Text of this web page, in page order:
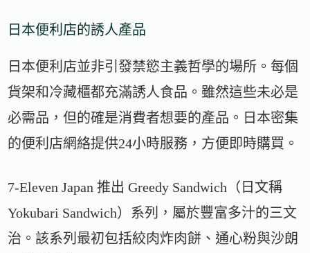
日本便利店的誘人產品
日本便利店並非引發禁慾主義哲學的場所。每個
貨架和冷藏櫃都充滿誘人食品。雖然這些未必是
必需品，但的確是消費者想要的產品。日本密集
的便利店網絡提供24小時服務，方便即時購買。
7-Eleven Japan 推出 Greedy Sandwich（日文稱
Yokubari Sandwich）系列，屬於豐富多汁的三文
治。該系列最初包括絞肉炸肉餅、通心粉與沙朗